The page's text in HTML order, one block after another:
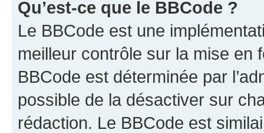
Qu’est-ce que le BBCode ?
Le BBCode est une
meilleur contrôle sur la mise en
BBCode est déterminée par
possible de la désactiver sur
rédaction. Le BBCode est